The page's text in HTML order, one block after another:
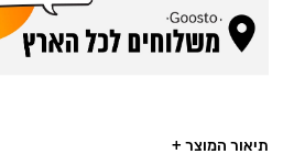
תיאור המוצר +